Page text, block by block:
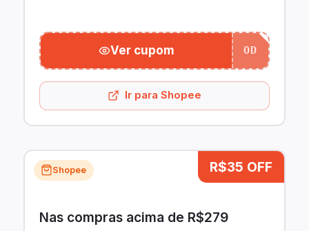
Ver cupom OD
Ir para Shopee
R$35 OFF
Shopee
Nas compras acima de R$279